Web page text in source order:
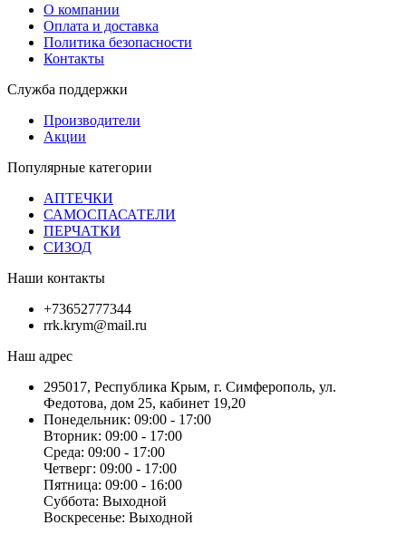
О компании
Оплата и доставка
Политика безопасности
Контакты
Служба поддержки
Производители
Акции
Популярные категории
АПТЕЧКИ
САМОСПАСАТЕЛИ
ПЕРЧАТКИ
СИЗОД
Наши контакты
+73652777344
rrk.krym@mail.ru
Наш адрес
295017, Республика Крым, г. Симферополь, ул.
Федотова, дом 25, кабинет 19,20
Понедельник: 09:00 - 17:00
Вторник: 09:00 - 17:00
Среда: 09:00 - 17:00
Четверг: 09:00 - 17:00
Пятница: 09:00 - 16:00
Суббота: Выходной
Воскресенье: Выходной